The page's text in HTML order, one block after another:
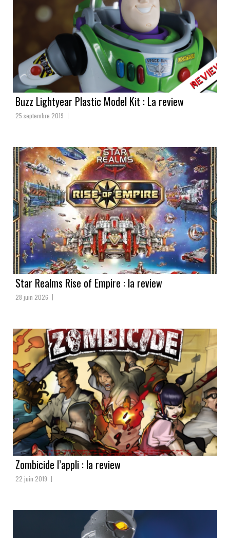
Buzz Lightyear Plastic Model Kit : La review
25 septembre 2019
Star Realms Rise of Empire : la review
28 juin 2026
Zombicide l’appli : la review
22 juin 2019